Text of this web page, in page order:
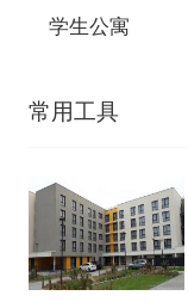
学生公寓
常用工具